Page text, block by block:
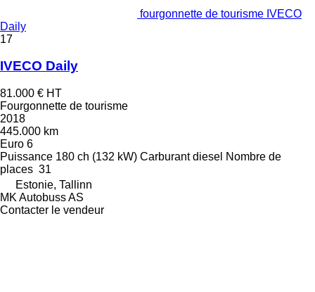
fourgonnette de tourisme IVECO
Daily
17
IVECO Daily
81.000 € HT
Fourgonnette de tourisme
2018
445.000 km
Euro 6
Puissance 180 ch (132 kW) Carburant diesel Nombre de
places 31
Estonie, Tallinn
MK Autobuss AS
Contacter le vendeur